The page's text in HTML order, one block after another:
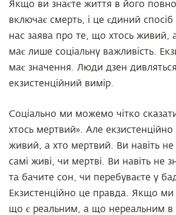
Якщо ви знаєте життя в його
включає смерть, і це єдиний спосіб
нас заява про те, що хтось живий,
має лише соціальну важливість.
має значення. Люди дзен
екзистенційний вимір.
Соціально ми можемо чітко
хтось мертвий». Але
живий, а хто мертвий. Ви навіть не
самі живі, чи мертві. Ви навіть не
та бачите сон, чи перебуваєте у
Екзистенційно це правда. Якщо ми
що є реальним, а що нереальним в